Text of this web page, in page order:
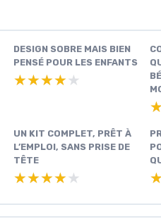
DESIGN SOBRE MAIS BIEN
PENSÉ POUR LES ENFANTS
★★★★★
★★★★★
UN KIT COMPLET, PRÊT À
L’EMPLOI, SANS PRISE DE
TÊTE
★★★★★
★★★★★